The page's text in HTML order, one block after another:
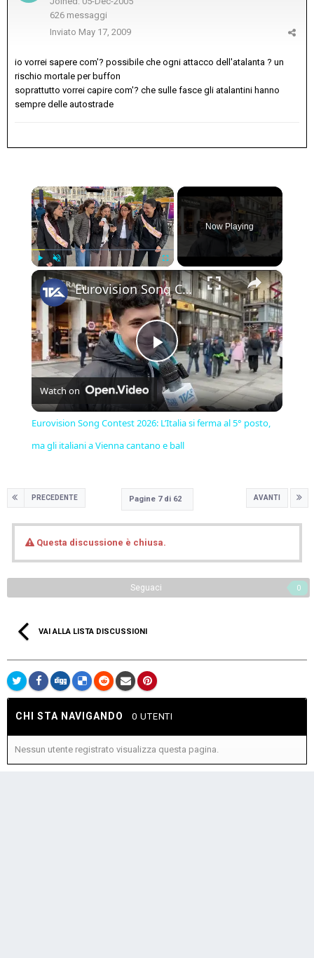
626 messaggi
Inviato May 17, 2009
io vorrei sapere com'? possibile che ogni attacco dell'atalanta ? un
rischio mortale per buffon
soprattutto vorrei capire com'? che sulle fasce gli atalantini hanno
sempre delle autostrade
×
Unmute Fullscreen
Now Playing
×
Play
Video
Eurovision Song Contest 2026: L’Italia si ferma al 5° posto, ma gli italiani a Vienna cantano e ball
Watch on
Eurovision Song Contest 2026: L’Italia si ferma al 5° posto,
ma gli italiani a Vienna cantano e ball
PRECEDENTE AVANTI
Pagine 7 di 62
Questa discussione è chiusa.
Seguaci 0
VAI ALLA LISTA DISCUSSIONI
CHI STA NAVIGANDO 0 UTENTI
Nessun utente registrato visualizza questa pagina.